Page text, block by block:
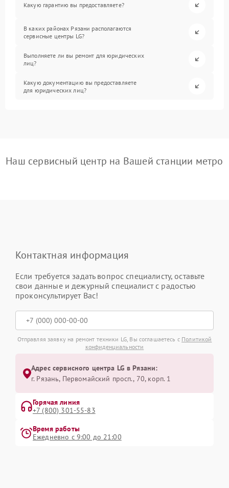
Какую гарантию вы предоставляете?
В каких районах Рязани располагаются
сервисные центры LG?
Выполняете ли вы ремонт для юридических
лиц?
Какую документацию вы предоставляете
для юридических лиц?
Наш сервисный центр на Вашей станции метро
Контактная информация
Если требуется задать вопрос специалисту, оставьте
свои данные и дежурный специалист с радостью
проконсультирует Вас!
Отправляя заявку на ремонт техники LG, Вы соглашаетесь с Политикой
конфиденциальности
Адрес сервисного центра LG в Рязани:
г. Рязань, Первомайский просп., 70, корп. 1
Горячая линия
+7 (800) 301-55-83
Время работы
Ежедневно с 9:00 до 21:00